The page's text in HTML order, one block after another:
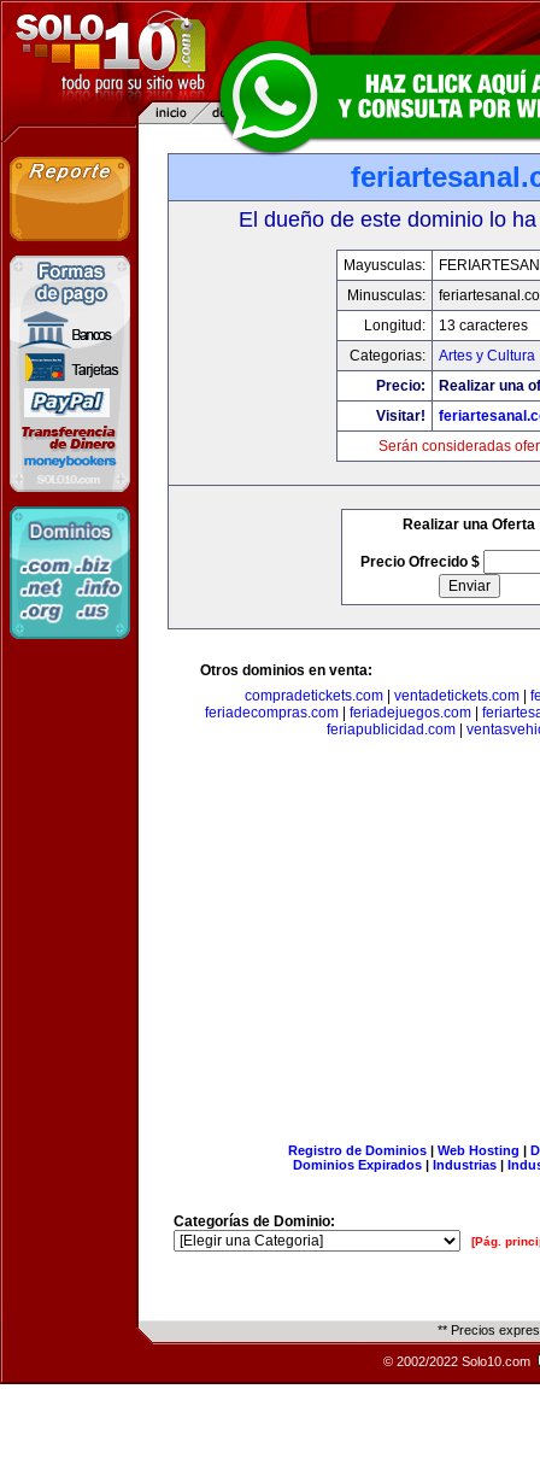
El dueño de este dominio lo
Mayusculas:
Minusculas:
Longitud:
13 caracteres
Categorias:
Artes y Cultura
Precio:
Realizar una
Visitar!
Serán consideradas
Realizar una Oferta
Precio Ofrecido $
Otros dominios en venta:
compradetickets.com| ventadetickets.com|
feriadecompras.com| feriadejuegos.com|
feriapublicidad.com
Registro de Dominios| Web Hosting |
Dominios Expirados | Industrias |
Categorías de Dominio:
[Pág.
** Precios
© 2002/2022 Solo10.com